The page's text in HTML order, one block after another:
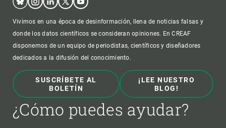
Vivimos en una época de desinformación, llena de noticias falsas y
donde los datos científicos se consideran opiniones. En CREAF
disponemos de un equipo de periodistas, científicos y diseñadores
dedicados a la difusión del conocimiento.
SUSCRÍBETE AL
BOLETÍN
¡LEE NUESTRO
BLOG!
¿Cómo puedes ayudar?